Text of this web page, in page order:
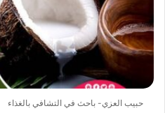
حبيب العزي- باحث في التشافي بالغذاء